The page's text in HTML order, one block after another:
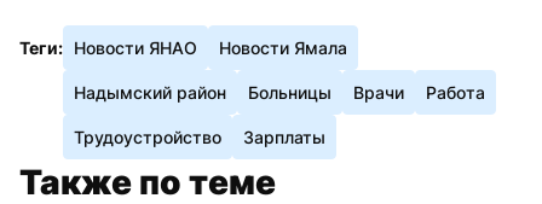
Теги: Новости ЯНАО Новости Ямала
Надымский район Больницы Врачи Работа
Трудоустройство Зарплаты
Также по теме